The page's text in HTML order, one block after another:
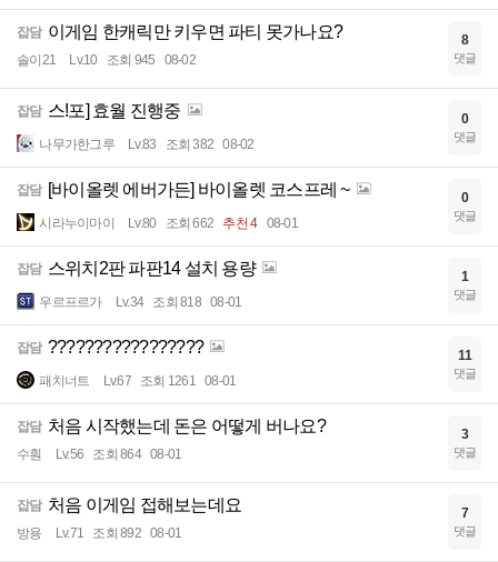
잡담 이게임 한캐릭만 키우면 파티 못가나요?
솔이21 Lv.10 조회 945 08-02
8
댓글
잡담 스!포] 효월 진행중
나무가한그루 Lv.83 조회 382 08-02
0
댓글
잡담 [바이올렛 에버가든] 바이올렛 코스프레 ~
시라누이마이 Lv.80 조회 662 추천 4 08-01
0
댓글
잡담 스위치2판 파판14 설치 용량
우르프르가 Lv.34 조회 818 08-01
1
댓글
잡담 ?????????????????
패치너트 Lv.67 조회 1261 08-01
11
댓글
잡담 처음 시작했는데 돈은 어떻게 버나요?
수훤 Lv.56 조회 864 08-01
3
댓글
잡담 처음 이게임 접해보는데요
방용 Lv.71 조회 892 08-01
7
댓글